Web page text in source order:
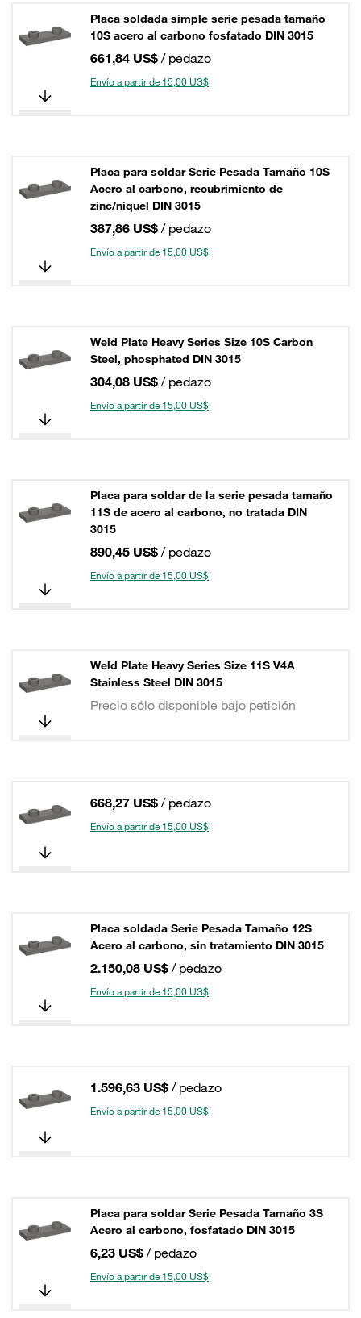
Placa soldada simple serie pesada tamaño
10S acero al carbono fosfatado DIN 3015
661,84 US$ / pedazo
Envío a partir de 15,00 US$
Placa para soldar Serie Pesada Tamaño 10S
Acero al carbono, recubrimiento de
zinc/níquel DIN 3015
387,86 US$ / pedazo
Envío a partir de 15,00 US$
Weld Plate Heavy Series Size 10S Carbon
Steel, phosphated DIN 3015
304,08 US$ / pedazo
Envío a partir de 15,00 US$
Placa para soldar de la serie pesada tamaño
11S de acero al carbono, no tratada DIN
3015
890,45 US$ / pedazo
Envío a partir de 15,00 US$
Weld Plate Heavy Series Size 11S V4A
Stainless Steel DIN 3015
Precio sólo disponible bajo petición
668,27 US$ / pedazo
Envío a partir de 15,00 US$
Placa soldada Serie Pesada Tamaño 12S
Acero al carbono, sin tratamiento DIN 3015
2.150,08 US$ / pedazo
Envío a partir de 15,00 US$
1.596,63 US$ / pedazo
Envío a partir de 15,00 US$
Placa para soldar Serie Pesada Tamaño 3S
Acero al carbono, fosfatado DIN 3015
6,23 US$ / pedazo
Envío a partir de 15,00 US$